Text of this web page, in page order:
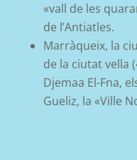
«vall de les
de l’Antiatles.
Marràqueix, la
de la ciutat vella
Djemaa El-Fna,
Gueliz, la «Ville